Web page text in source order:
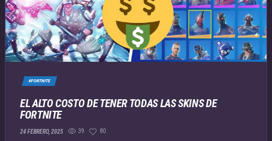
#FORTNITE
EL ALTO COSTO DE TENER TODAS LAS SKINS DE
FORTNITE
24 FEBRERO, 2025 39 80